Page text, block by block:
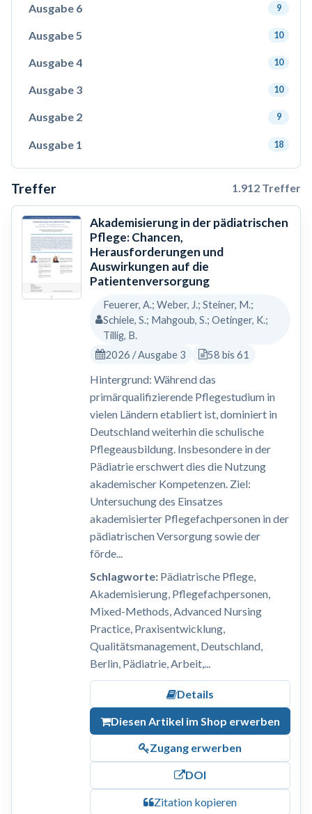
Ausgabe 6 9
Ausgabe 5 10
Ausgabe 4 10
Ausgabe 3 10
Ausgabe 2 9
Ausgabe 1 18
Treffer 1.912 Treffer
Akademisierung in der pädiatrischen
Pflege: Chancen,
Herausforderungen und
Auswirkungen auf die
Patientenversorgung
Feuerer, A.; Weber, J.; Steiner, M.;
Schiele, S.; Mahgoub, S.; Oetinger, K.;
Tillig, B.
2026 / Ausgabe 3
58 bis 61
Hintergrund: Während das
primärqualifizierende Pflegestudium in
vielen Ländern etabliert ist, dominiert in
Deutschland weiterhin die schulische
Pflegeausbildung. Insbesondere in der
Pädiatrie erschwert dies die Nutzung
akademischer Kompetenzen. Ziel:
Untersuchung des Einsatzes
akademisierter Pflegefachpersonen in der
pädiatrischen Versorgung sowie der
förde...
Schlagworte:Pädiatrische Pflege,
Akademisierung, Pflegefachpersonen,
Mixed-Methods, Advanced Nursing
Practice, Praxisentwicklung,
Qualitätsmanagement, Deutschland,
Berlin, Pädiatrie, Arbeit,...
Details
Diesen Artikel im Shop erwerben
Zugang erwerben
DOI
Zitation kopieren